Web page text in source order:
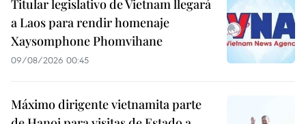
Titular legislativo de Vietnam llegará
a Laos para rendir homenaje
Xaysomphone Phomvihane
09/08/2026 00:45
Máximo dirigente vietnamita parte